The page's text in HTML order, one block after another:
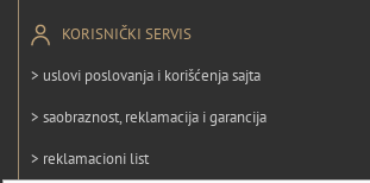
KORISNIČKI SERVIS
> uslovi poslovanja i korišćenja sajta
> saobraznost, reklamacija i garancija
> reklamacioni list